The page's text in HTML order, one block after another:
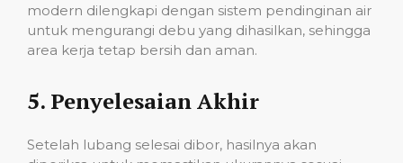
modern dilengkapi dengan sistem pendinginan air
untuk mengurangi debu yang dihasilkan, sehingga
area kerja tetap bersih dan aman.
5. Penyelesaian Akhir
Setelah lubang selesai dibor, hasilnya akan